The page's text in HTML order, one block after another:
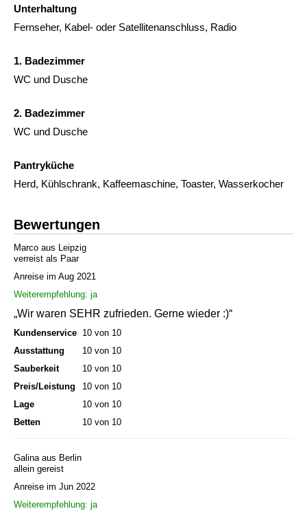
Unterhaltung
Fernseher, Kabel- oder Satellitenanschluss, Radio
1. Badezimmer
WC und Dusche
2. Badezimmer
WC und Dusche
Pantryküche
Herd, Kühlschrank, Kaffeemaschine, Toaster, Wasserkocher
Bewertungen
Marco aus Leipzig
verreist als Paar
Anreise im Aug 2021
Weiterempfehlung: ja
„Wir waren SEHR zufrieden. Gerne wieder :)“
Kundenservice 10 von 10
Ausstattung
10 von 10
Sauberkeit
10 von 10
Preis/Leistung
10 von 10
Lage
10 von 10
Betten
10 von 10
Galina aus Berlin
allein gereist
Anreise im Jun 2022
Weiterempfehlung: ja